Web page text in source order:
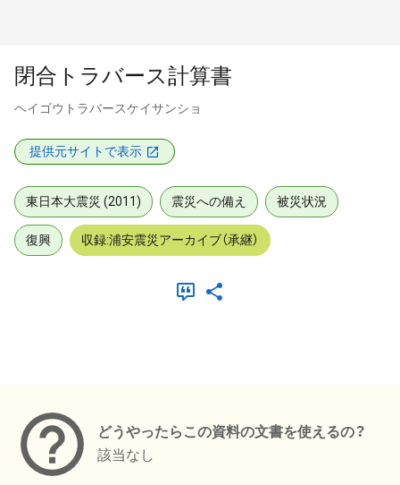
閉合トラバース計算書
ヘイゴウトラバースケイサンショ
提供元サイトで表示
東日本大震災 (2011) 震災への備え 被災状況
復興 収録:浦安震災アーカイブ（承継）
どうやったらこの資料の文書を使えるの？
該当なし